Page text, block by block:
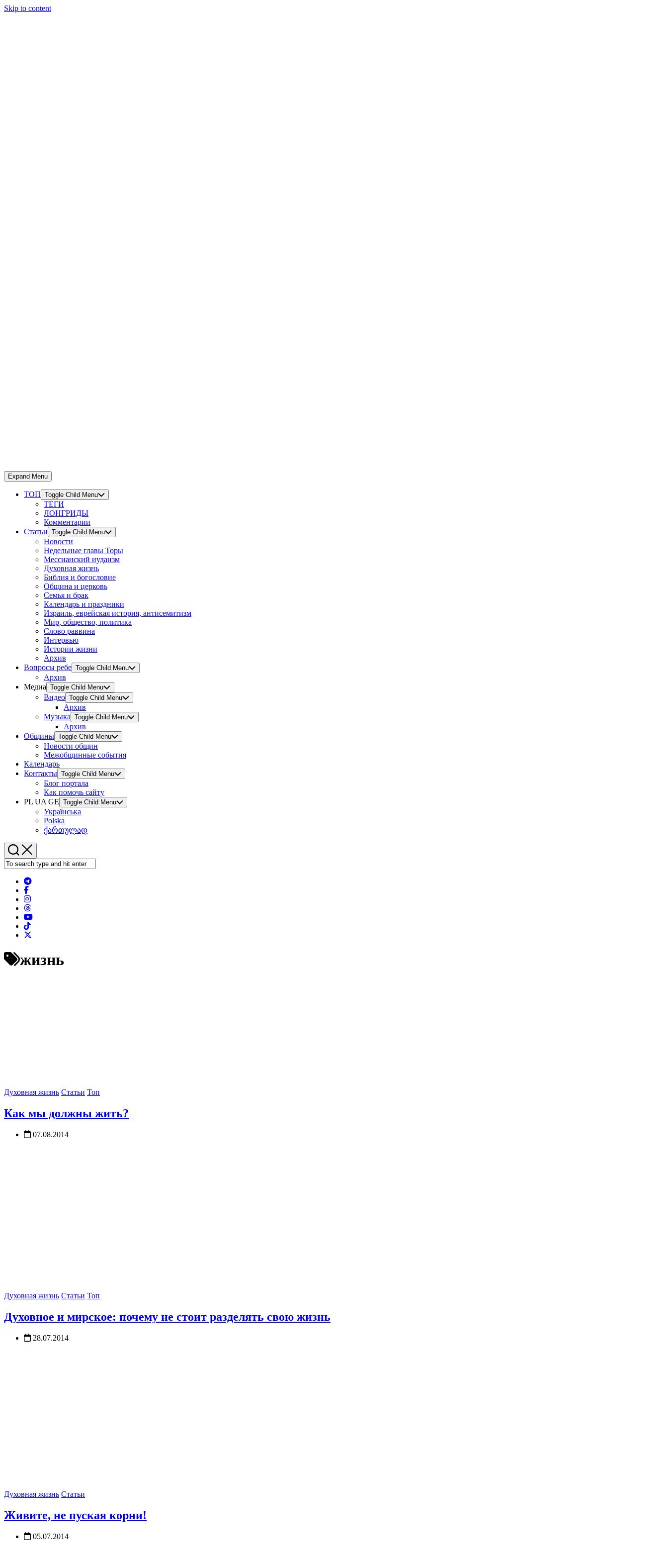
Skip to content
Expand Menu
ТОП Toggle Child Menu
ТЕГИ
ЛОНГРИДЫ
Комментарии
Статьи Toggle Child Menu
Новости
Недельные главы Торы
Мессианский иудаизм
Духовная жизнь
Библия и богословие
Община и церковь
Семья и брак
Календарь и праздники
Израиль, еврейская история, антисемитизм
Мир, общество, политика
Слово раввина
Интервью
Истории жизни
Архив
Вопросы ребе Toggle Child Menu
Архив
Медиа Toggle Child Menu
Видео Toggle Child Menu
Архив
Музыка Toggle Child Menu
Архив
Общины Toggle Child Menu
Новости общин
Межобщинные события
Календарь
Контакты Toggle Child Menu
Блог портала
Как помочь сайту
PL UA GE Toggle Child Menu
Українська
Polska
ქართულად
жизнь
Духовная жизнь Статьи Топ
Как мы должны жить?
07.08.2014
Духовная жизнь Статьи Топ
Духовное и мирское: почему не стоит разделять свою жизнь
28.07.2014
Духовная жизнь Статьи
Живите, не пуская корни!
05.07.2014